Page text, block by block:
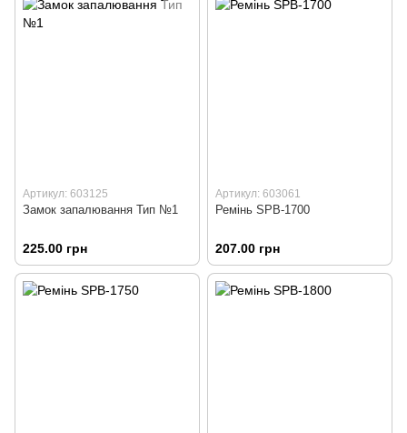
Артикул: 603125
Замок запалювання Тип №1
225.00 грн
Артикул: 603061
Ремінь SPВ-1700
207.00 грн